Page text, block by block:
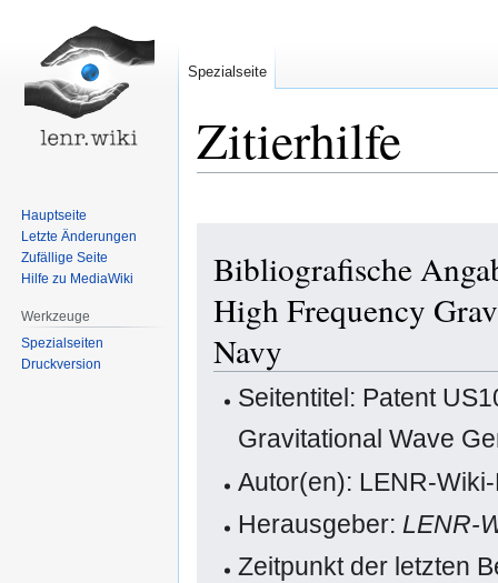
Zitierhilfe
Navigation
springen
Suche
springen
Bibliografische
High Frequency
Navy
Seitentitel: Patent
Gravitational Wave
Autor(en): LENR-
Herausgeber: LENR-
Zeitpunkt der letzten
Spezialseite
Hauptseite
Letzte Änderungen
Zufällige Seite
Hilfe zu MediaWiki
Werkzeuge
Spezialseiten
Druckversion